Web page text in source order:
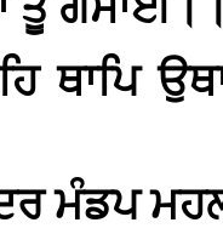
ਥਾਪਿ
ਮੰਡਪ